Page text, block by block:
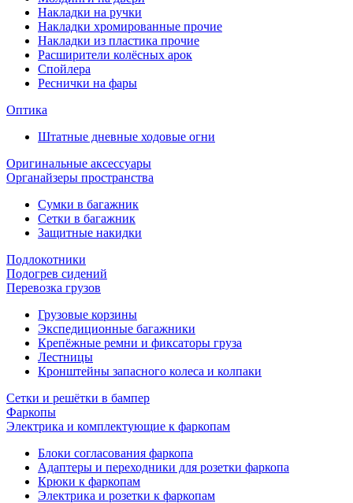
Накладки на ручки
Накладки хромированные прочие
Накладки из пластика прочие
Расширители колёсных арок
Спойлера
Реснички на фары
Оптика
Штатные дневные ходовые огни
Оригинальные аксессуары
Органайзеры пространства
Сумки в багажник
Сетки в багажник
Защитные накидки
Подлокотники
Подогрев сидений
Перевозка грузов
Грузовые корзины
Экспедиционные багажники
Крепёжные ремни и фиксаторы груза
Лестницы
Кронштейны запасного колеса и колпаки
Сетки и решётки в бампер
Фаркопы
Электрика и комплектующие к фаркопам
Блоки согласования фаркопа
Адаптеры и переходники для розетки фаркопа
Крюки к фаркопам
Электрика и розетки к фаркопам